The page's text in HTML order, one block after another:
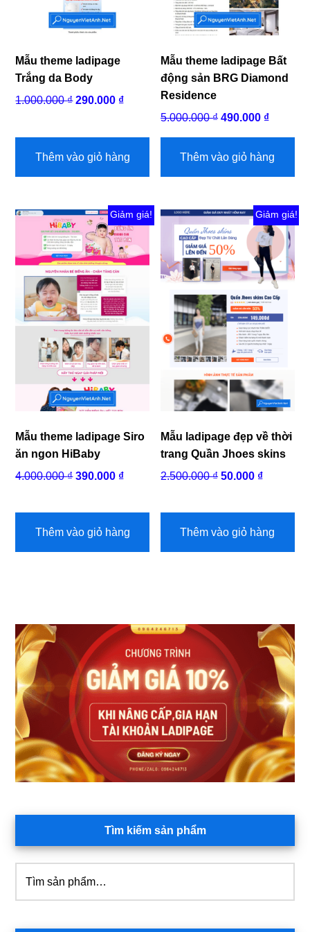
Mẫu theme ladipage
Trắng da Body
1.000.000₫ Giá
1.000.000 ₫.
290.000 ₫Giá
290.000 ₫.
Thêm vào giỏ hàng
Mẫu theme ladipage Bất
động sản BRG Diamond
Residence
5.000.000₫ Giá
5.000.000 ₫.
490.000 ₫Giá
là:
Thêm vào giỏ hàng
Giảm giá!
Mẫu theme ladipage Siro
ăn ngon HiBaby
4.000.000₫ Giá
4.000.000 ₫.
390.000 ₫Giá
390.000 ₫.
Thêm vào giỏ hàng
Giảm giá!
Mẫu ladipage đẹp về thời
trang Quần Jhoes skins
2.500.000₫ Giá
2.500.000 ₫.
50.000 ₫Giá
50.000 ₫.
Thêm vào giỏ hàng
Sidebar
chính
Tìm kiếm sản phẩm
kiếm: